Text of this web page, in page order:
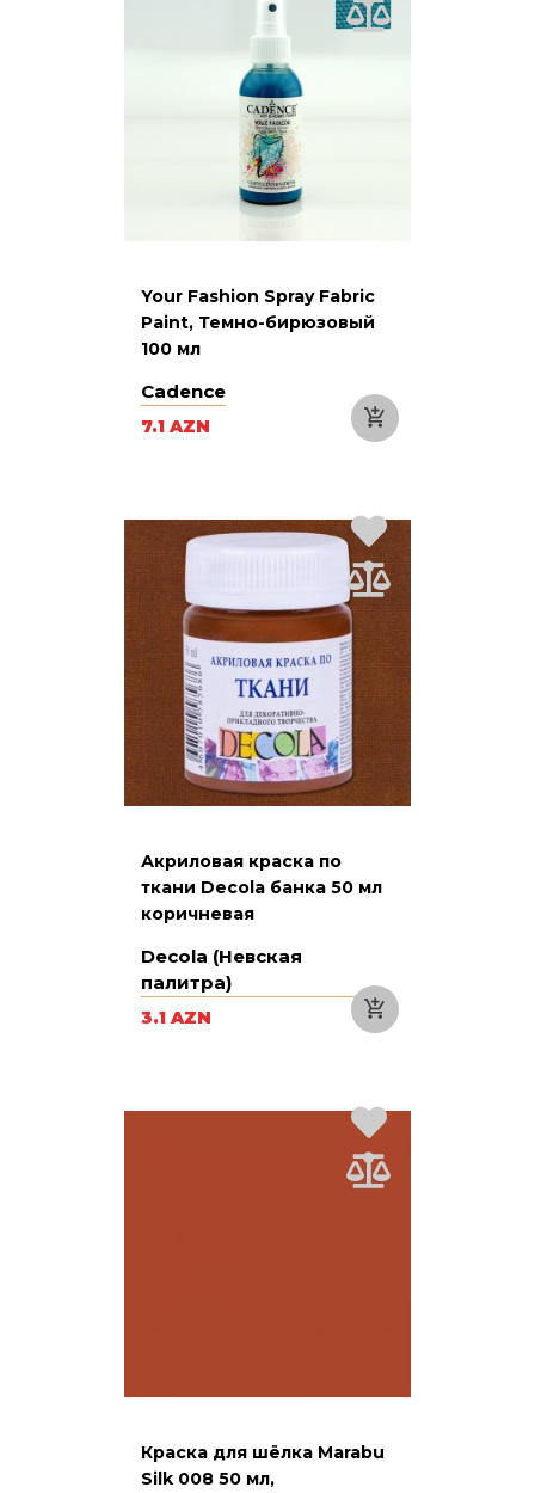
Your Fashion Spray Fabric
Paint, Темно-бирюзовый
100 мл
Cadence
7.1 AZN
Акриловая краска по
ткани Decola банка 50 мл
коричневая
Decola (Невская
палитра)
3.1 AZN
Краска для шёлка Marabu
Silk 008 50 мл,